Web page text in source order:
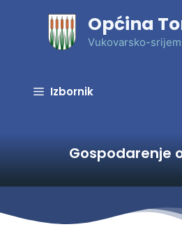
Općina
Vukovarsko-
Izbornik
Gospodarenje